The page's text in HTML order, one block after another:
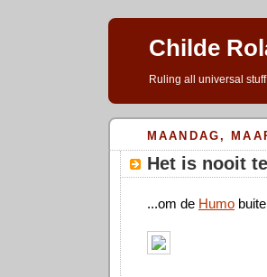
Childe
Ruling all universal
MAANDAG,
Het is nooit
...om de Humo